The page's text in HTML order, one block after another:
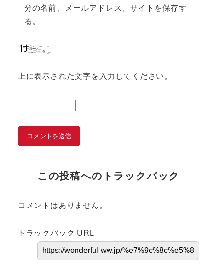
分の名前、メールアドレス、サイトを保存す
る。
上に表示された文字を入力してください。
この投稿へのトラックバック
コメントはありません。
トラックバック URL